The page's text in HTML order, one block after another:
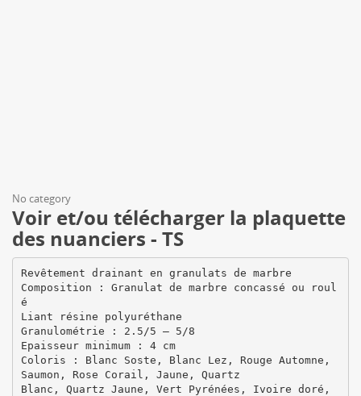
No category
Voir et/ou télécharger la plaquette
des nuanciers - TS
Revêtement drainant en granulats de marbre
Composition : Granulat de marbre concassé ou roul
é
Liant résine polyuréthane
Granulométrie : 2.5/5 – 5/8
Epaisseur minimum : 4 cm
Coloris : Blanc Soste, Blanc Lez, Rouge Automne,
Saumon, Rose Corail, Jaune, Quartz
Blanc, Quartz Jaune, Vert Pyrénées, Ivoire doré,